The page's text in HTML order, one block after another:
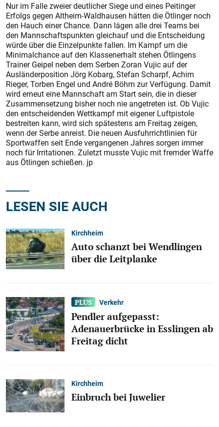
Nur im Falle zweier deutlicher Siege und eines Peitinger
Erfolgs gegen Altheim-Waldhausen hätten die Ötlinger noch
den Hauch einer Chance. Dann lägen alle drei Teams bei
den Mannschaftspunkten gleichauf und die Entscheidung
würde über die Einzelpunkte fallen. Im Kampf um die
Minimalchance auf den Klassenerhalt stehen Ötlingens
Trainer Geipel neben dem Serben Zoran Vujic auf der
Ausländerposition Jörg Kobarg, Stefan Scharpf, Achim
Rieger, Torben Engel und André Böhm zur Verfügung. Damit
wird erneut eine Mannschaft am Start sein, die in dieser
Zusammensetzung bisher noch nie angetreten ist. Ob Vujic
den entscheidenden Wettkampf mit eigener Luftpistole
bestreiten kann, wird sich spätestens am Freitag zeigen,
wenn der Serbe anreist. Die neuen Ausfuhrrichtlinien für
Sportwaffen seit Ende vergangenen Jahres sorgen immer
noch für Irritationen. Zuletzt musste Vujic mit fremder Waffe
aus Ötlingen schießen. jp
LESEN SIE AUCH
Kirchheim
Auto schanzt bei Wendlingen
über die Leitplanke
Verkehr
Pendler aufgepasst:
Adenauerbrücke in Esslingen ab
Freitag dicht
Kirchheim
Einbruch bei Juwelier